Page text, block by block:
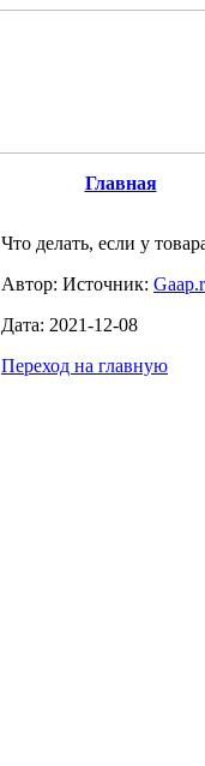
Главная
Что делать, если у
Автор: Источник:
Дата: 2021-12-08
Переход на главную